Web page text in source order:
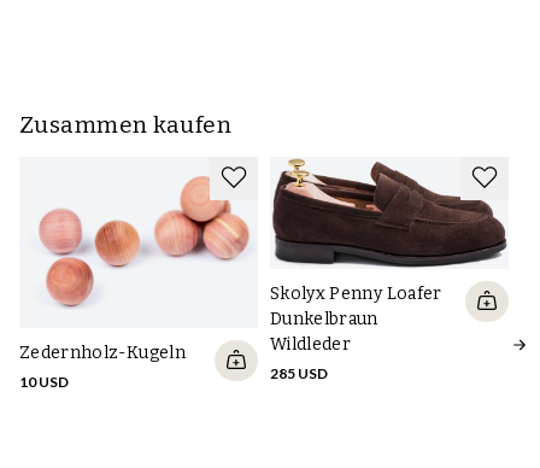
Zusammen kaufen
Zedernholz-Kugeln
10 USD
Skolyx Penny Loafer
Dunkelbraun
Wildleder
285 USD